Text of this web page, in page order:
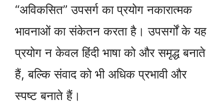
“अविकसित” उपसर्ग का प्रयोग नकारात्मक
भावनाओं का संकेतन करता है। उपसर्गों के यह
प्रयोग न केवल हिंदी भाषा को और समृद्ध बनाते
हैं, बल्कि संवाद को भी अधिक प्रभावी और
स्पष्ट बनाते हैं।